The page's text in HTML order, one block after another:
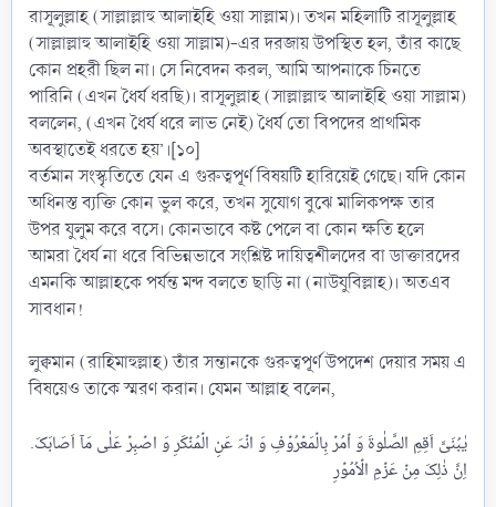
রাসূলুল্লাহ (সাল্লাল্লাহু আলাইহি ওয়া সাল্লাম)। তখন মহিলাটি রাসূলুল্লাহ
(সাল্লাল্লাহু আলাইহি ওয়া সাল্লাম)-এর দরজায় উপস্থিত হল, তাঁর কাছে
কোন প্রহরী ছিল না। সে নিবেদন করল, আমি আপনাকে চিনতে
পারিনি (এখন ধৈর্য ধরছি)। রাসূলুল্লাহ (সাল্লাল্লাহু আলাইহি ওয়া সাল্লাম)
বললেন, (এখন ধৈর্য ধরে লাভ নেই) ধৈর্য তো বিপদের প্রাথমিক
অবস্থাতেই ধরতে হয়’।[১০]
বর্তমান সংস্কৃতিতে যেন এ গুরুত্বপূর্ণ বিষয়টি হারিয়েই গেছে। যদি কোন
অধিনস্ত ব্যক্তি কোন ভুল করে, তখন সুযোগ বুঝে মালিকপক্ষ তার
উপর যুলুম করে বসে। কোনভাবে কষ্ট পেলে বা কোন ক্ষতি হলে
আমরা ধৈর্য না ধরে বিভিন্নভাবে সংশ্লিষ্ট দায়িত্বশীলদের বা ডাক্তারদের
এমনকি আল্লাহকে পর্যন্ত মন্দ বলতে ছাড়ি না (নাউযুবিল্লাহ)। অতএব
সাবধান!
লুক্বমান (রাহিমাহুল্লাহ) তাঁর সন্তানকে গুরুত্বপূর্ণ উপদেশ দেয়ার সময় এ
বিষয়েও তাকে স্মরণ করান। যেমন আল্লাহ বলেন,
.یٰبُنَیَّ اَقِمِ الصَّلٰوۃَ وَ اۡمُرۡ بِالۡمَعۡرُوۡفِ وَ انۡہَ عَنِ الۡمُنۡکَرِ وَ اصۡبِرۡ عَلٰی مَاۤ اَصَابَکَ